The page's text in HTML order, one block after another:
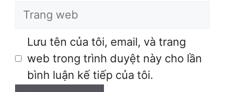
Trang
Lưu tên của tôi, email, và trang
web trong trình duyệt này cho lần
bình luận kế tiếp của tôi.